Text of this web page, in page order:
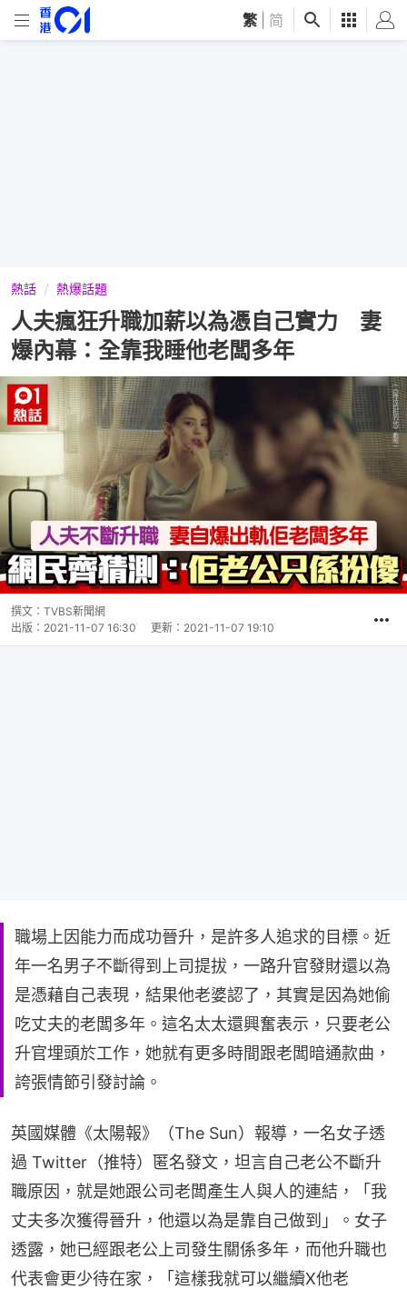
繁 简
熱話 熱爆話題
人夫瘋狂升職加薪以為憑自己實力 妻
爆內幕：全靠我睡他老闆多年
撰文： TVBS新聞網
出版： 2021-11-07 16:30 更新： 2021-11-07 19:10
職場上因能力而成功晉升，是許多人追求的目標。近
年一名男子不斷得到上司提拔，一路升官發財還以為
是憑藉自己表現，結果他老婆認了，其實是因為她偷
吃丈夫的老闆多年。這名太太還興奮表示，只要老公
升官埋頭於工作，她就有更多時間跟老闆暗通款曲，
誇張情節引發討論。
英國媒體《太陽報》（The Sun）報導，一名女子透
過 Twitter（推特）匿名發文，坦言自己老公不斷升
職原因，就是她跟公司老闆產生人與人的連結，「我
丈夫多次獲得晉升，他還以為是靠自己做到」。女子
透露，她已經跟老公上司發生關係多年，而他升職也
代表會更少待在家，「這樣我就可以繼續X他老